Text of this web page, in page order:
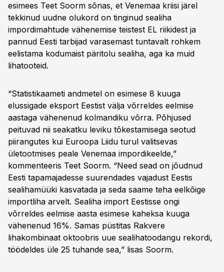
esimees Teet Soorm sõnas, et Venemaa kriisi järel
tekkinud uudne olukord on tinginud sealiha
impordimahtude vähenemise teistest EL riikidest ja
pannud Eesti tarbijad varasemast tuntavalt rohkem
eelistama kodumaist päritolu sealiha, aga ka muid
lihatooteid.
“Statistikaameti andmetel on esimese 8 kuuga
elussigade eksport Eestist välja võrreldes eelmise
aastaga vähenenud kolmandiku võrra. Põhjused
peituvad nii seakatku leviku tõkestamisega seotud
piirangutes kui Euroopa Liidu turul valitsevas
ületootmises peale Venemaa impordikeelde,”
kommenteeris Teet Soorm. “Need sead on jõudnud
Eesti tapamajadesse suurendades vajadust Eestis
sealihamüüki kasvatada ja seda saame teha eelkõige
importliha arvelt. Sealiha import Eestisse ongi
võrreldes eelmise aasta esimese kaheksa kuuga
vähenenud 16%. Samas püstitas Rakvere
lihakombinaat oktoobris uue sealihatoodangu rekordi,
töödeldes üle 25 tuhande sea,” lisas Soorm.